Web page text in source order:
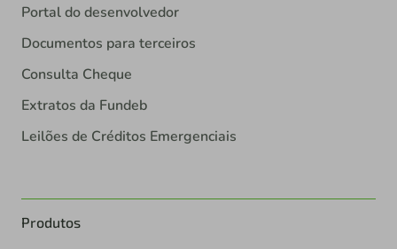
Portal do desenvolvedor
Documentos para terceiros
Consulta Cheque
Extratos da Fundeb
Leilões de Créditos Emergenciais
Produtos